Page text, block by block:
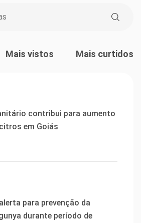
Mais vistos Mais curtidos
contribui para aumento
em Goiás
para prevenção da
durante período de